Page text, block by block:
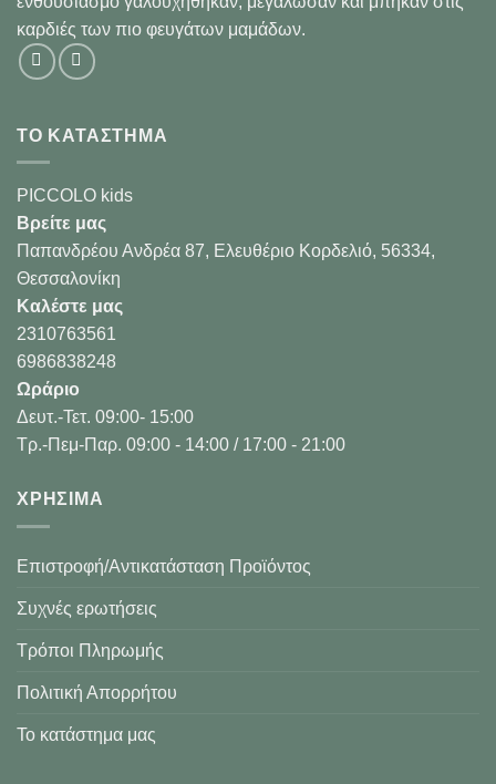
καρδιές των πιο φευγάτων μαμάδων.
ΤΟ ΚΑΤΑΣΤΗΜΑ
PICCOLO kids
Βρείτε μας
Παπανδρέου Ανδρέα 87, Ελευθέριο Κορδελιό, 56334,
Θεσσαλονίκη
Καλέστε μας
2310763561
6986838248
Ωράριο
Δευτ.-Τετ. 09:00- 15:00
Τρ.-Πεμ-Παρ. 09:00 - 14:00 / 17:00 - 21:00
XΡΉΣΙΜΑ
Επιστροφή/Αντικατάσταση Προϊόντος
Συχνές ερωτήσεις
Τρόποι Πληρωμής
Πολιτική Απορρήτου
Το κατάστημα μας